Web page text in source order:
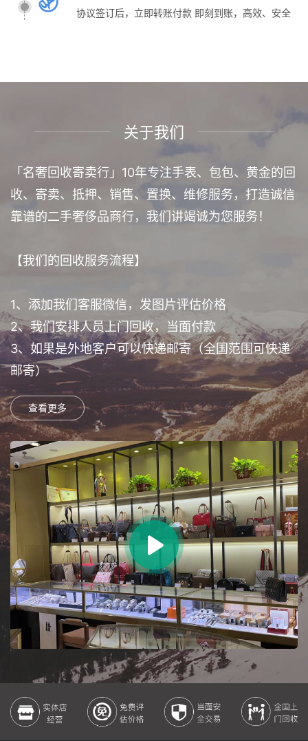
协议签订后，立即转账付款 即刻到账，高效、安全
关于我们
「名奢回收寄卖行」10年专注手表、包包、黄金的回
收、寄卖、抵押、销售、置换、维修服务，打造诚信
靠谱的二手奢侈品商行，我们讲竭诚为您服务！
【我们的回收服务流程】
1、添加我们客服微信，发图片评估价格
2、我们安排人员上门回收，当面付款
3、如果是外地客户可以快递邮寄（全国范围可快递
邮寄）
查看更多